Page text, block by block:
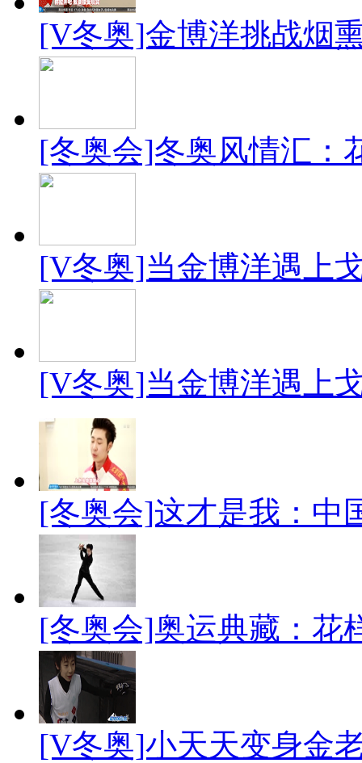
[V冬奥]金博洋挑战烟
[冬奥会]冬奥风情汇：
[V冬奥]当金博洋遇上
[V冬奥]当金博洋遇上
[冬奥会]这才是我：
[冬奥会]奥运典藏：花
[V冬奥]小天天变身金